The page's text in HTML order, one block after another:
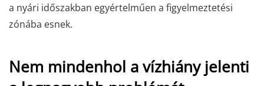
a nyári időszakban egyértelműen a figyelmeztetési
zónába esnek.
Nem mindenhol a vízhiány jelenti